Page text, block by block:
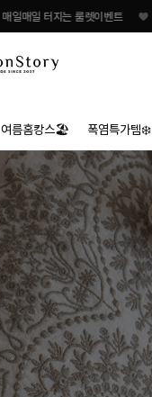
♥ 지금 바로 돌려보세요! ♥
여름홈캉스🏖 폭염특가템❄️